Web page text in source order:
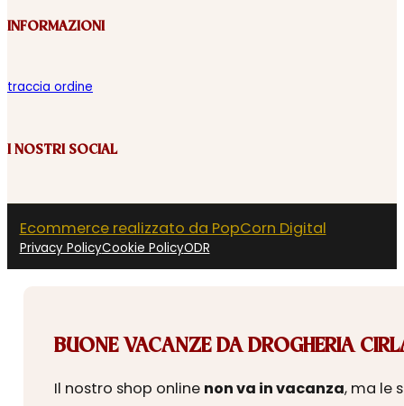
INFORMAZIONI
traccia ordine
I NOSTRI SOCIAL
Ecommerce realizzato da PopCorn Digital
Privacy PolicyCookie PolicyODR
BUONE VACANZE DA DROGHERIA
Il nostro shop online non va in vacanza, ma le